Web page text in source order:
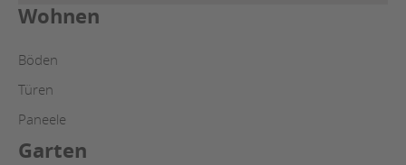
Wohnen
Böden
Türen
Paneele
Garten